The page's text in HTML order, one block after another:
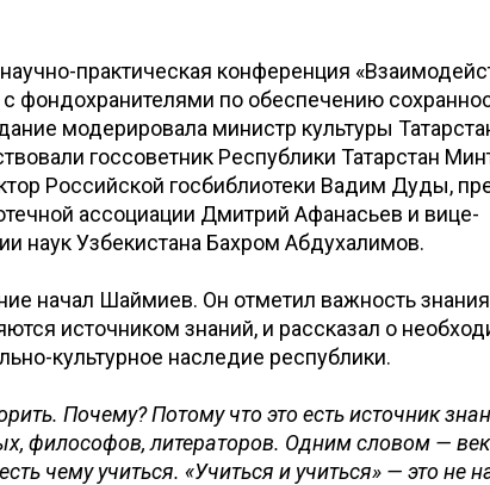
практическая конференция
с фондохранителями по обеспечению
модерировала министр культуры
госсоветник Республики Татарстан
Российской госбиблиотеки Вадим Дуды,
ассоциации Дмитрий Афанасьев и вице-
наук Узбекистана Бахром Абдухалимов.
начал Шаймиев. Он отметил важность
источником знаний, и рассказал о
культурное наследие республики.
Почему? Потому что это есть источник
философов, литераторов. Одним словом —
чему учиться. «Учиться и учиться» — это не